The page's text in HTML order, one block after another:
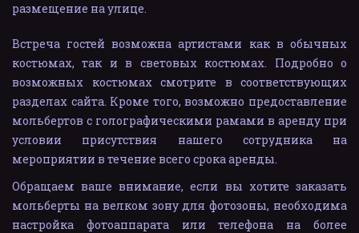
размещение на улице.
Встреча гостей возможна артистами как в обычных
костюмах, так и в световых костюмах. Подробно о
возможных костюмах смотрите в соответствующих
разделах сайта. Кроме того, возможно предоставление
мольбертов с голографическими рамами в аренду при
условии присутствия нашего сотрудника на
мероприятии в течение всего срока аренды.
Обращаем ваше внимание, если вы хотите заказать
мольберты на велком зону для фотозоны, необходима
настройка фотоаппарата или телефона на более